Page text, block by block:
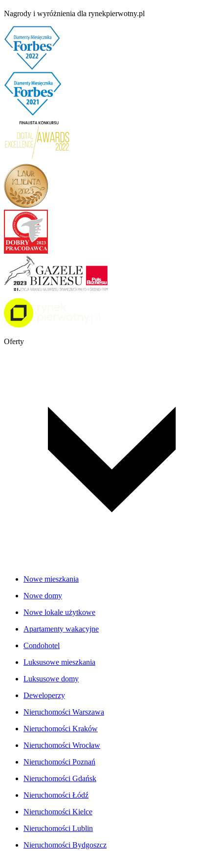
Nagrody i wyróżnienia dla rynekpierwotny.pl
Oferty
Nowe mieszkania
Nowe domy
Nowe lokale użytkowe
Apartamenty wakacyjne
Condohotel
Luksusowe mieszkania
Luksusowe domy
Deweloperzy
Nieruchomości Warszawa
Nieruchomości Kraków
Nieruchomości Wrocław
Nieruchomości Poznań
Nieruchomości Gdańsk
Nieruchomości Łódź
Nieruchomości Kielce
Nieruchomości Lublin
Nieruchomości Bydgoszcz